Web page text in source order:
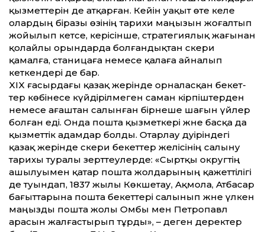
қызмет­терін де атқарған. Ке­йін уақыт өте келе
олардың біразы өзінің тарихи маңызын жоғалтып
жойылып кетсе, керісінше, стратегиялық жағынан
қолайлы орындарда болғандықтан әскери
қамалға, станицаға немесе қалаға айналып
кеткендері де бар.
XIX ғасырдағы қазақ жерінде орналасқан бекет­
тер көбінесе күйдірілмеген саман кірпіштерден
немесе ағаштан салынған бірнеше шағын үйлер
болған еді. Онда пошта қызметкері және басқа да
қызмет­тік адамдар болды. Отарлау дәуіріндегі
қазақ жерінде әскери бекет­тер желісінің салыну
тарихы туралы зерт­теулерде: «Сыртқы округтің
ашылуымен қатар пошта жолдарының қажет­тілігі
де туындап, 1837 жылы Көкшетау, Ақмола, Атбасар
бағыт­тарына пошта бекет­тері салынып және үлкен
маңызды пошта жолы Омбы мен Петропавл
арасын жалғастырып тұрды», – деген деректер